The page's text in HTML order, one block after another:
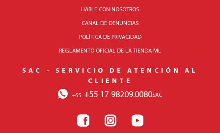
HABLE CON NOSOTROS
CANAL DE DENUNCIAS
POLÍTICA DE PRIVACIDAD
REGLAMENTO OFICIAL DE LA TIENDA ML
SAC - SERVICIO DE ATENCIÓN AL
CLIENTE
+55 +55 17 98209.0080SAC